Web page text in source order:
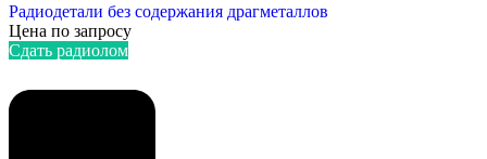
Радиодетали без содержания драгметаллов
Цена по запросу
Сдать радиолом